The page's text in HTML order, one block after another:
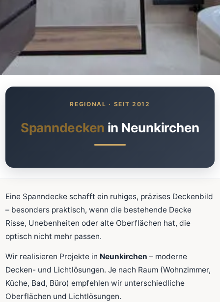
Was kostet meine neue
Spanndecke?
Schnellrechner
FLÄCHE (M²)
Zum Rechner
Fläche wird in den großen Rechner übernommen.
Spanndecken in Neunkirchen
Eine Spanndecke schafft ein ruhiges, präzises Deckenbild
– besonders praktisch, wenn die bestehende Decke
Risse, Unebenheiten oder alte Oberflächen hat, die
optisch nicht mehr passen.
Wir realisieren Projekte in Neunkirchen – moderne
Decken- und Lichtlösungen. Je nach Raum (Wohnzimmer,
Küche, Bad, Büro) empfehlen wir unterschiedliche
Oberflächen und Lichtlösungen.